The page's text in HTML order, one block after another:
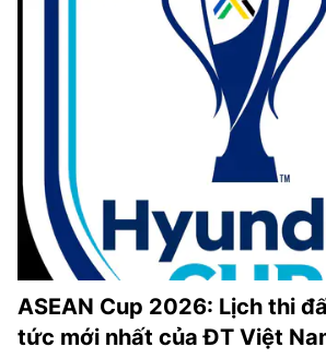
ASEAN Cup 2026: Lịch thi
tức mới nhất của ĐT Việt